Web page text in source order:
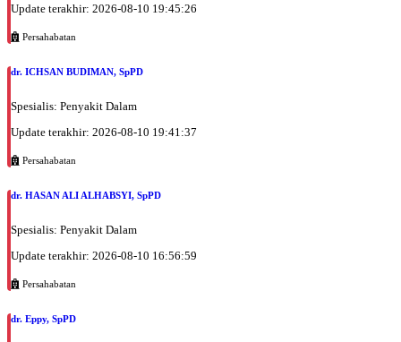
Update terakhir: 2026-08-10 19:45:26
Persahabatan
dr. ICHSAN BUDIMAN, SpPD
Spesialis: Penyakit Dalam
Update terakhir: 2026-08-10 19:41:37
Persahabatan
dr. HASAN ALI ALHABSYI, SpPD
Spesialis: Penyakit Dalam
Update terakhir: 2026-08-10 16:56:59
Persahabatan
dr. Eppy, SpPD